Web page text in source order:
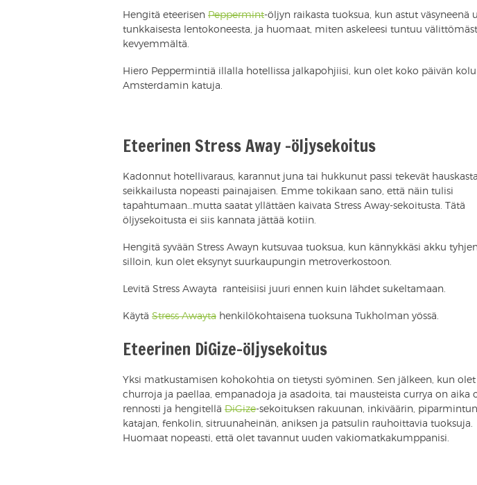
Hengitä eteerisen Peppermint-öljyn raikasta tuoksua, kun astut väsyneenä
tunkkaisesta lentokoneesta, ja huomaat, miten askeleesi tuntuu
kevyemmältä.
Hiero Peppermintiä illalla hotellissa jalkapohjiisi, kun olet koko päivän
Amsterdamin katuja.
Eteerinen Stress Away -öljysekoitus
Kadonnut hotellivaraus, karannut juna tai hukkunut passi tekevät hauskasta
seikkailusta nopeasti painajaisen. Emme tokikaan sano, että näin tulisi
tapahtumaan…mutta saatat yllättäen kaivata Stress Away-sekoitusta. Tätä
öljysekoitusta ei siis kannata jättää kotiin.
Hengitä syvään Stress Awayn kutsuvaa tuoksua, kun kännykkäsi akku
silloin, kun olet eksynyt suurkaupungin metroverkostoon.
Levitä Stress Awayta ranteisiisi juuri ennen kuin lähdet sukeltamaan.
Käytä Stress Awayta henkilökohtaisena tuoksuna Tukholman yössä.
Eteerinen DiGize-öljysekoitus
Yksi matkustamisen kohokohtia on tietysti syöminen. Sen jälkeen, kun olet
churroja ja paellaa, empanadoja ja asadoita, tai mausteista currya on aika
rennosti ja hengitellä DiGize-sekoituksen rakuunan, inkiväärin, piparmintun,
katajan, fenkolin, sitruunaheinän, aniksen ja patsulin rauhoittavia tuoksuja.
Huomaat nopeasti, että olet tavannut uuden vakiomatkakumppanisi.